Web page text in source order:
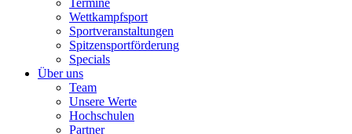
Wettkampfsport
Sportveranstaltungen
Spitzensportförderung
Specials
Über uns
Team
Unsere Werte
Hochschulen
Partner